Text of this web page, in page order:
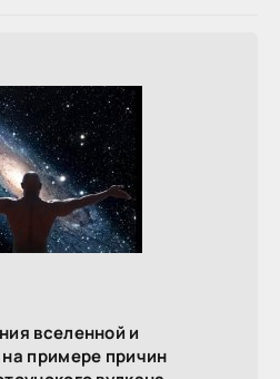
вселенной и
примере причин